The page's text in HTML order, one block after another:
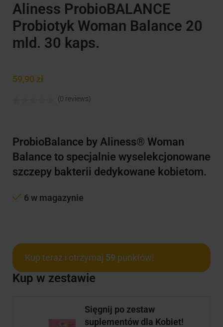
Aliness ProbioBALANCE
Probiotyk Woman Balance 20
mld. 30 kaps.
59,90 zł
(0 reviews)
ProbioBalance by Aliness® Woman
Balance to specjalnie wyselekcjonowane
szczepy bakterii dedykowane kobietom.
6 w magazynie
Kup teraz i otrzymaj 59 punktów!
Kup w zestawie
Sięgnij po zestaw
suplementów dla Kobiet!